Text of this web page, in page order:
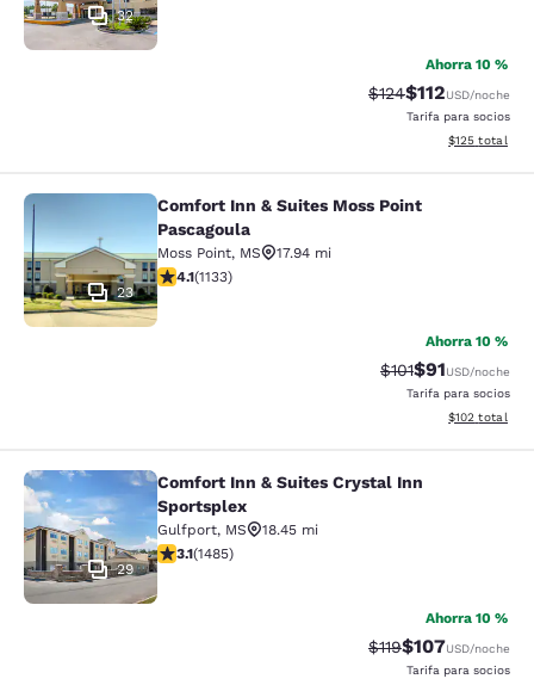
32
Ahorra 10 %
Precio tachado:
$124Precio con
$112USD/noche
Tarifa para socios
Ver detalles
$125 total
Comfort Inn & Suites Moss Point
23
Comfort Inn & Suites Moss Point
Pascagoula
Moss Point, MS
17.94 mi
calificación de 4.09 estrellas. Muy bueno. 1133
4.1(1133)
Ahorra 10 %
Precio tachado:
$101Precio con
$91USD/noche
Tarifa para socios
Ver detalles
$102 total
Comfort Inn & Suites Crystal Inn
29
Comfort Inn & Suites Crystal Inn
Sportsplex
Gulfport, MS
18.45 mi
calificación de 3.15 estrellas. Bueno. 1485 reseñas
3.1(1485)
Ahorra 10 %
Precio tachado:
$119Precio con
$107USD/noche
Tarifa para socios